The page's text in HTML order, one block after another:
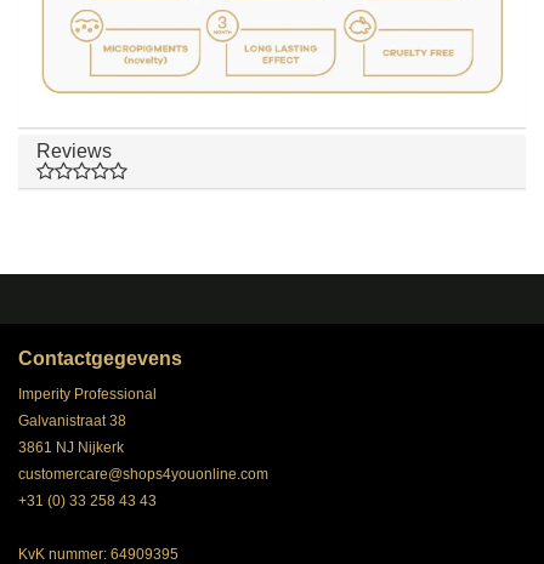
Reviews
Contactgegevens
Imperity Professional
Galvanistraat 38
3861 NJ Nijkerk
customercare@shops4youonline.com
+31 (0) 33 258 43 43
KvK nummer: 64909395